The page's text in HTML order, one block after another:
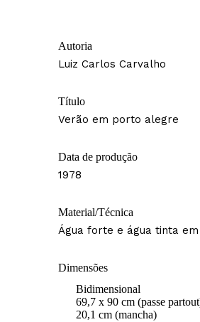
Autoria
Luiz Carlos Carvalho
Título
Verão em porto alegre
Data de produção
1978
Material/Técnica
Água forte e água tinta
Dimensões
Bidimensional
69,7 x 90 cm (passe
20,1 cm (mancha)